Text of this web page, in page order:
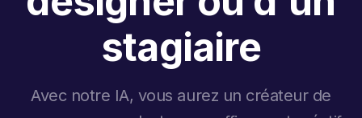
stagiaire
Avec notre IA, vous aurez un créateur de